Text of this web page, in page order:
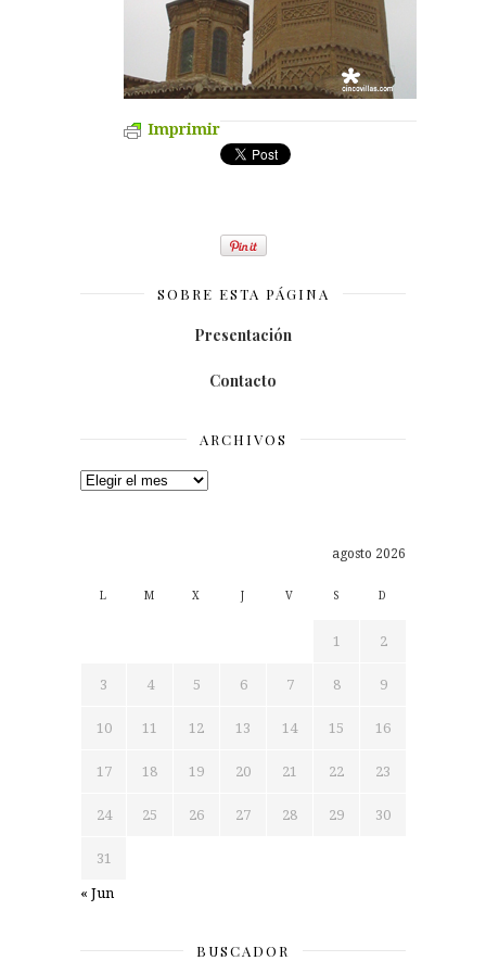
Imprimir
SOBRE ESTA PÁGINA
Presentación
Contacto
ARCHIVOS
Archivos
agosto 2026
L M X J V S D
1 2
3 4 5 6 7 8 9
10 11 12 13 14 15 16
17 18 19 20 21 22 23
24 25 26 27 28 29 30
31
« Jun
BUSCADOR